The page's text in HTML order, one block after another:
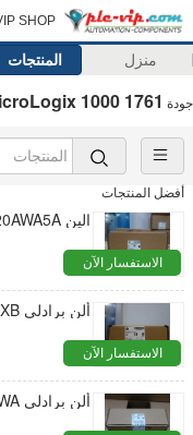
SHOP
منزل المنتجات
جودة 1000 1761
أفضل المنتجات
الين Bradley PLC 1761-L20AWA-5A/1761L20AWA5A
الاستفسار الآن
ألن برادلي PLC 1761-L10BXB / 1761L10BXB
الاستفسار الآن
ألن برادلي PLC 1761-L32AWA / 1761L32AWA